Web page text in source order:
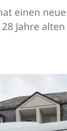
einen
Jahre